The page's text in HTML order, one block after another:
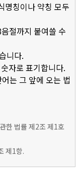
명칭이나 약칭 모두
절까지 붙여쓸 수
니다.
자로 표기합니다.
는 그 앞에 오는 법
한 법률 제2조 제1호
제1항.